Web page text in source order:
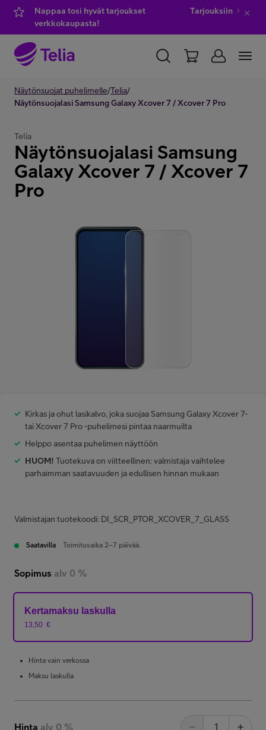
Nappaa tosi hyvät tarjoukset
verkkokaupasta!
Tarjouksiin
YKSITYISILLE YRITYKSILLE
Kauppa
IT-palvelut
Näytönsuojat puhelimelle/Telia/
Näytönsuojalasi Samsung Galaxy Xcover 7 / Xcover 7 Pro
Telia
Näytönsuojalasi Samsung
Galaxy Xcover 7 / Xcover 7
Pro
Kirkas ja ohut lasikalvo, joka suojaa Samsung Galaxy Xcover 7-
tai Xcover 7 Pro -puhelimesi pintaa naarmuilta
Helppo asentaa puhelimen näyttöön
HUOM! Tuotekuva on viitteellinen: valmistaja vaihtelee
parhaimman saatavuuden ja edullisen hinnan mukaan
Valmistajan tuotekoodi: DI_SCR_PTOR_XCOVER_7_GLASS
Saatavilla Toimitusaika 2–7 päivää.
Sopimus alv 0 %
Kertamaksu laskulla
13,50 €
Hinta vain verkossa
Maksu laskulla
Hinta alv 0 %